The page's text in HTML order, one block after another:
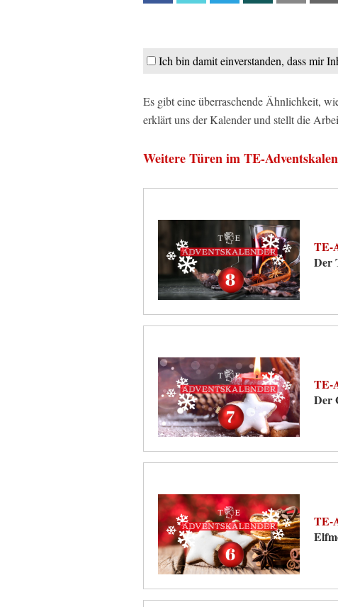
Ich bin damit einverstanden, dass mir
Es gibt eine überraschende Ähnlichkeit,
erklärt uns der Kalender und stellt die
Weitere Türen im TE-
TE-
Der
TE-
Der
TE-